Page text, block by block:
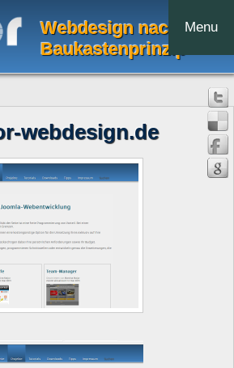
Webdesign nach dem
Baukastenprinzip
Menu
webdesign.de